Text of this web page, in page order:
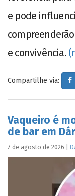
e pode
e convivência.
Compartilhe via:
Vaqueiro é
de bar em
7 de agosto de 2026